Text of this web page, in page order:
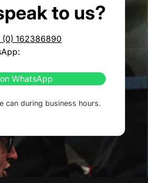
to us?
(0) 162386890
WhatsApp
can during business hours.